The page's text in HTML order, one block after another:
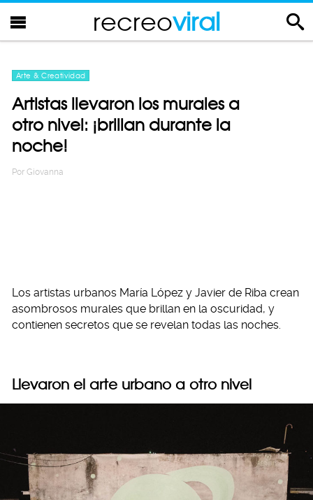
recreoviral
Arte & Creatividad
Artistas llevaron los murales a
otro nivel: ¡brillan durante la
noche!
Por Giovanna
Los artistas urbanos María López y Javier de Riba crean
asombrosos murales que brillan en la oscuridad, y
contienen secretos que se revelan todas las noches.
Llevaron el arte urbano a otro nivel